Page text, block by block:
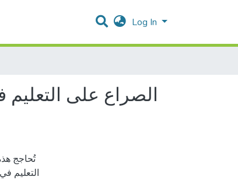
Log In
الصراع على
تُحاجج
التعليم